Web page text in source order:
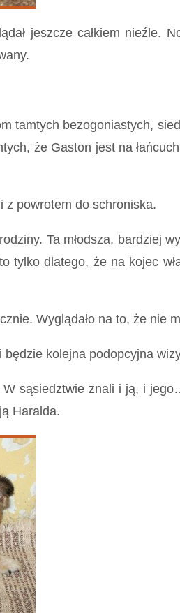
jeszcze całkiem nieźle.
bezogoniastych,
że Gaston jest na
powrotem do schroniska.
Ta młodsza, bardziej
tylko dlatego, że na kojec
Wyglądało na to, że nie
kolejna podopcyjna
znali i ją, i
Haralda.